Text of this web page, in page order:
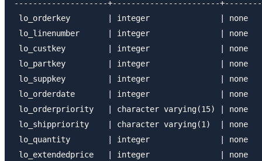
--------------------+-----------------------
lo_orderkey        | integer               | none
lo_linenumber      | integer               | none
lo_custkey         | integer               | none
lo_partkey         | integer               | none
lo_suppkey         | integer               | none
lo_orderdate       | integer               | none
lo_orderpriority   | character varying(15) | none
lo_shippriority    | character varying(1)  | none
lo_quantity        | integer               | none
lo_extendedprice   | integer               | none